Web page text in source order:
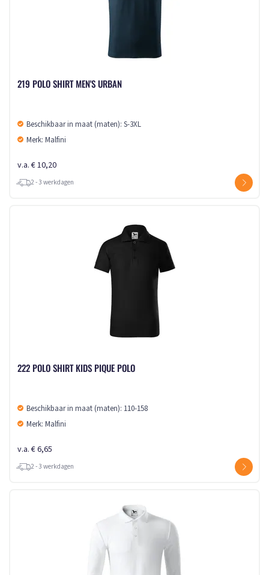
219 POLO SHIRT MEN'S URBAN
Beschikbaar in maat (maten): S-3XL
Merk: Malfini
v.a. € 10,20
2 - 3 werkdagen
222 POLO SHIRT KIDS PIQUE POLO
Beschikbaar in maat (maten): 110-158
Merk: Malfini
v.a. € 6,65
2 - 3 werkdagen